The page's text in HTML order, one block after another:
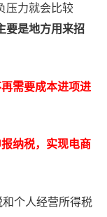
压力就会比较
要是地方用来招
需要成本进项进
纳税，实现电商
个人经营所得税